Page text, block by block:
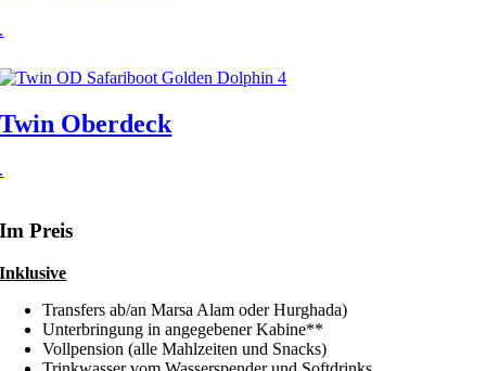
.
Twin Oberdeck
.
Im Preis
Inklusive
Transfers ab/an Marsa Alam oder Hurghada)
Unterbringung in angegebener Kabine**
Vollpension (alle Mahlzeiten und Snacks)